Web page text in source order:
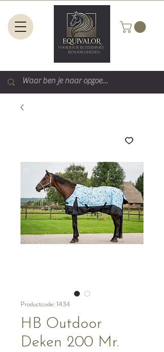
Productcode: 1434
HB Outdoor
Deken 200 Mr.